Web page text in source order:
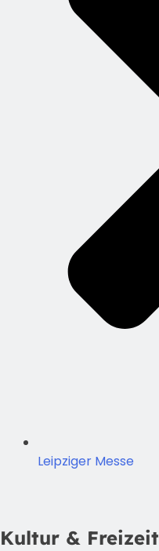
Leipziger Messe
Kultur & Freizeit